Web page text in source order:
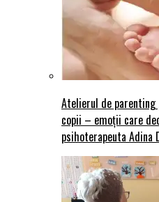
Atelierul de parenting
copii – emoții care
psihoterapeuta Adina